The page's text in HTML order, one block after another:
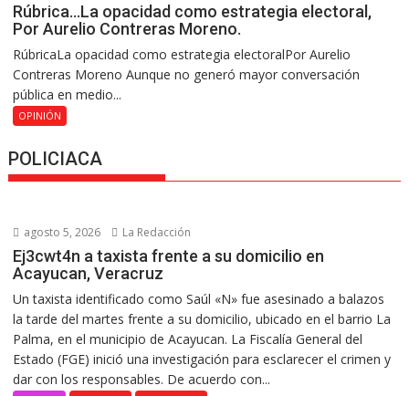
Rúbrica…La opacidad como estrategia electoral,
Por Aurelio Contreras Moreno.
RúbricaLa opacidad como estrategia electoralPor Aurelio
Contreras Moreno Aunque no generó mayor conversación
pública en medio...
OPINIÓN
POLICIACA
agosto 5, 2026 La Redacción
Ej3cwt4n a taxista frente a su domicilio en
Acayucan, Veracruz
Un taxista identificado como Saúl «N» fue asesinado a balazos
la tarde del martes frente a su domicilio, ubicado en el barrio La
Palma, en el municipio de Acayucan. La Fiscalía General del
Estado (FGE) inició una investigación para esclarecer el crimen y
dar con los responsables. De acuerdo con...